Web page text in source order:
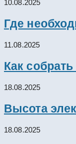
10.08.2025
Где
11.08.2025
Как
18.08.2025
Высота
18.08.2025